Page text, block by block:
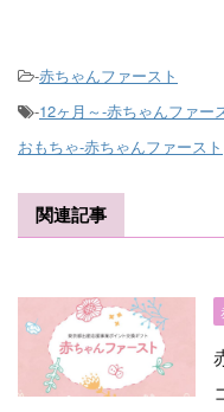
-赤ちゃんファースト
-12ヶ月～-赤ちゃんファー
おもちゃ-赤ちゃんファースト
関連記事